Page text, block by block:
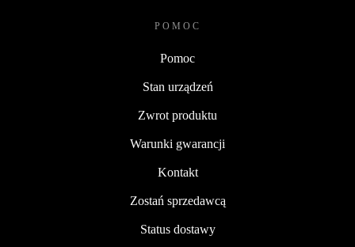
POMOC
Pomoc
Stan urządzeń
Zwrot produktu
Warunki gwarancji
Kontakt
Zostań sprzedawcą
Status dostawy